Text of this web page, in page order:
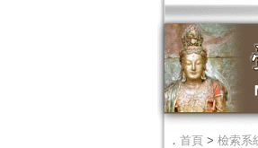
． 首頁> 檢索系